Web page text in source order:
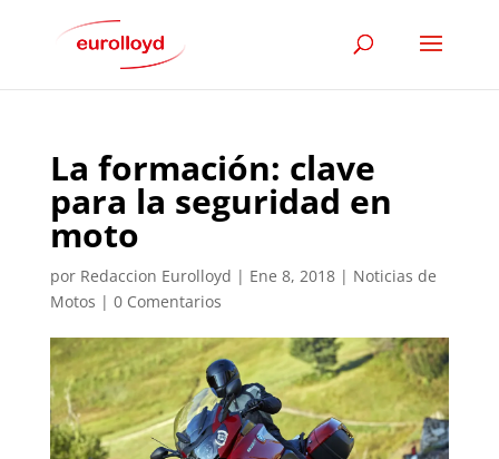
La formación: clave
para la seguridad en
moto
por Redaccion Eurolloyd | Ene 8, 2018| Noticias de
Motos | 0 Comentarios